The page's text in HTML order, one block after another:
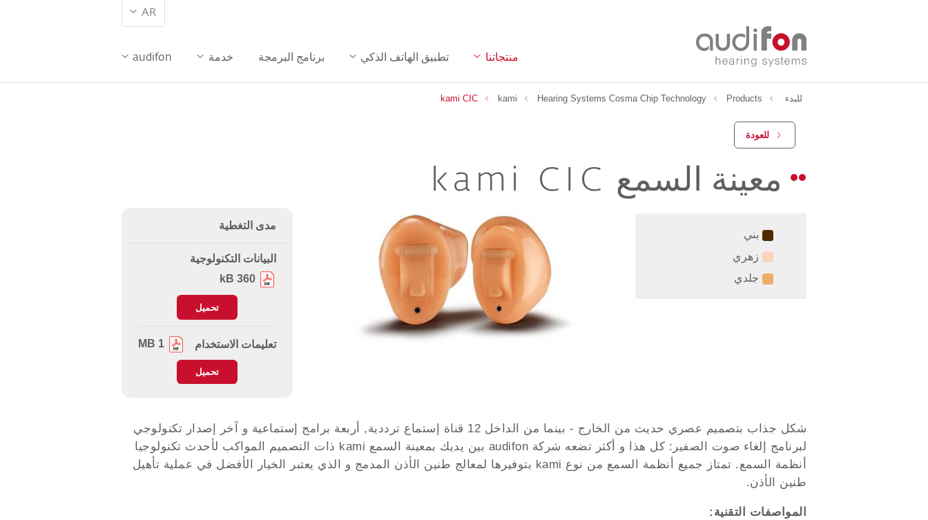
AR
منتجاتنا تطبيق الهاتف الذكي برنامج البرمجة خدمة audifon
للبدء Products
Hearing Systems Cosma Chip Technology
kami
kami CIC
للعودة
معينة السمع kami CIC
بني
زهري
جلدي
مدى التغطية
البيانات التكنولوجية
تحميل
تعليمات الاستخدام
تحميل
شكل جذاب بتصميم عصري حديث من الخارج - بينما من الداخل 12 قناة إستماع ترددية, أربعة برامج إستماعية و آخر إصدار تكنولوجي
لبرنامج إلغاء صوت الصفير: كل هذا و أكثر تضعه شركة audifon بين يديك بمعينة السمع kami ذات التصميم المواكب لأحدث تكنولوجيا
أنظمة السمع. تمتاز جميع أنظمة السمع من نوع kami بتوفيرها لمعالج طنين الأذن المدمج و الذي يعتبر الخيار الأفضل في عملية تأهيل
طنين الأذن.
المواصفات التقنية: